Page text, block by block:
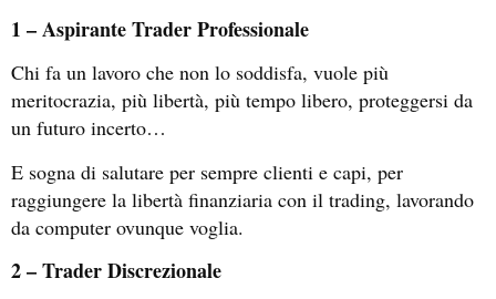
1 – Aspirante Trader Professionale
Chi fa un lavoro che non lo soddisfa, vuole più
meritocrazia, più libertà, più tempo libero, proteggersi da
un futuro incerto…
E sogna di salutare per sempre clienti e capi, per
raggiungere la libertà finanziaria con il trading, lavorando
da computer ovunque voglia.
2 – Trader Discrezionale